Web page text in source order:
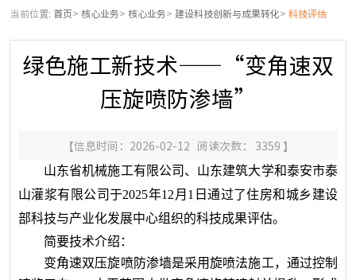
当前位置: 首页> 核心业务> 核心业务> 建设科技创新与成果转化> 科技评估
绿色施工新技术——“变角速双
压旋喷防渗墙”
【信息时间：2026-02-12 阅读次数： 3359 】
山东省机械施工有限公司、山东建筑大学和泰安市泰
山灌浆有限公司于2025年12 月 1 日通过了住房和城乡建设
部科技与产业化发展中心组织的科技成果评估。
简要技术介绍：
变角速双压旋喷防渗墙是采用旋喷法施工，通过控制